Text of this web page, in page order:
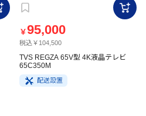
￥95,000
税込￥104,500
TVS REGZA 65V型 4K液晶テレビ
65C350M
配送設置